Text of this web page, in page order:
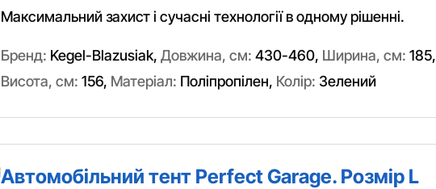
Максимальний захист і сучасні технології в одному рішенні.
Бренд: Kegel-Blazusiak, Довжина, см: 430-460, Ширина, см: 185,
Висота, см: 156, Матеріал: Поліпропілен, Колір: Зелений
Автомобільний тент Perfect Garage. Розмір L